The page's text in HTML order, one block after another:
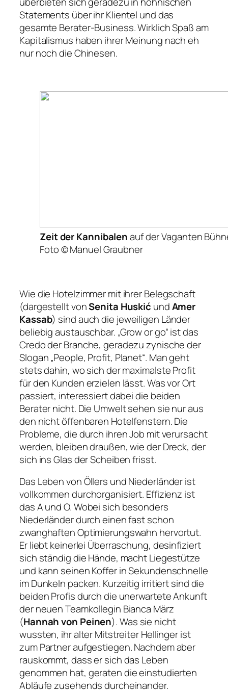
Statements über ihr Klientel und das
gesamte Berater-Business. Wirklich Spaß am
Kapitalismus haben ihrer Meinung nach eh
nur noch die Chinesen.
Zeit der Kannibalenauf der Vaganten
Foto © Manuel Graubner
Wie die Hotelzimmer mit ihrer Belegschaft
(dargestellt vonSenita Huskić undAmer
Kassab) sind auch die jeweiligen Länder
beliebig austauschbar. „Grow or go“ist das
Credo der Branche, geradezu zynische der
Slogan„People, Profit, Planet“. Man geht
stets dahin, wo sich der maximalste Profit
für den Kunden erzielen lässt. Was vor Ort
passiert, interessiert dabei die beiden
Berater nicht. Die Umwelt sehen sie nur aus
den nicht öffenbaren Hotelfenstern. Die
Probleme, die durch ihren Job mit verursacht
werden, bleiben draußen, wie der Dreck, der
sich ins Glas der Scheiben frisst.
Das Leben von Öllers und Niederländer ist
vollkommen durchorganisiert. Effizienz ist
das A und O. Wobei sich besonders
Niederländer durch einen fast schon
zwanghaften Optimierungswahn hervortut.
Er liebt keinerlei Überraschung, desinfiziert
sich ständig die Hände, macht Liegestütze
und kann seinen Koffer in Sekundenschnelle
im Dunkeln packen. Kurzeitig irritiert sind die
beiden Profis durch die unerwartete Ankunft
der neuen Teamkollegin Bianca März
(Hannah von Peinen). Was sie nicht
wussten, ihr alter Mitstreiter Hellinger ist
zum Partner aufgestiegen. Nachdem aber
rauskommt, dass er sich das Leben
genommen hat, geraten die einstudierten
Abläufe zusehends durcheinander.